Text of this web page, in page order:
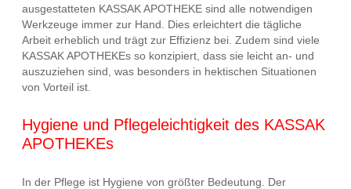
ausgestatteten KASSAK APOTHEKE sind alle notwendigen
Werkzeuge immer zur Hand. Dies erleichtert die tägliche
Arbeit erheblich und trägt zur Effizienz bei. Zudem sind viele
KASSAK APOTHEKEs so konzipiert, dass sie leicht an- und
auszuziehen sind, was besonders in hektischen Situationen
von Vorteil ist.
Hygiene und Pflegeleichtigkeit des KASSAK
APOTHEKEs
In der Pflege ist Hygiene von größter Bedeutung. Der